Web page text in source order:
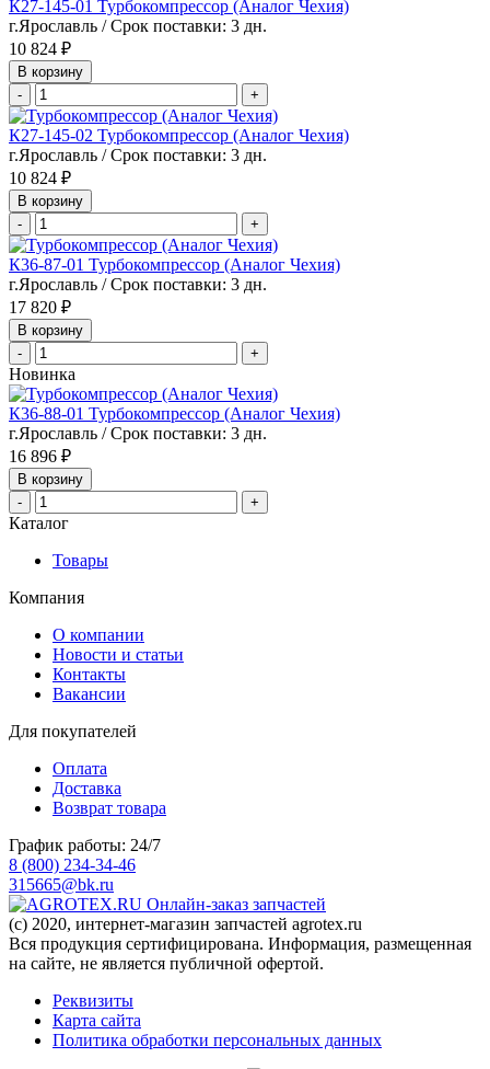
К27-145-01 Турбокомпрессор (Аналог Чехия)
г.Ярославль / Срок поставки: 3 дн.
10 824 ₽
В корзину
-
+
К27-145-02 Турбокомпрессор (Аналог Чехия)
г.Ярославль / Срок поставки: 3 дн.
10 824 ₽
В корзину
-
+
К36-87-01 Турбокомпрессор (Аналог Чехия)
г.Ярославль / Срок поставки: 3 дн.
17 820 ₽
В корзину
-
+
Новинка
К36-88-01 Турбокомпрессор (Аналог Чехия)
г.Ярославль / Срок поставки: 3 дн.
16 896 ₽
В корзину
-
+
Каталог
Товары
Компания
О компании
Новости и статьи
Контакты
Вакансии
Для покупателей
Оплата
Доставка
Возврат товара
График работы: 24/7
8 (800) 234-34-46
315665@bk.ru
Онлайн-заказ запчастей
(c) 2020, интернет-магазин запчастей agrotex.ru
Вся продукция сертифицирована. Информация, размещенная
на сайте, не является публичной офертой.
Реквизиты
Карта сайта
Политика обработки персональных данных